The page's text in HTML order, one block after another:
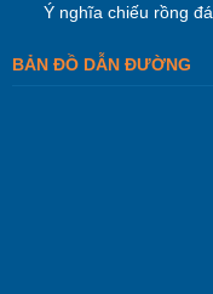
Ý nghĩa chiếu rồng đá
BẢN ĐỒ DẪN ĐƯỜNG